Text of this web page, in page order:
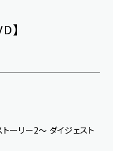
】
ーリー2〜 ダイジェスト